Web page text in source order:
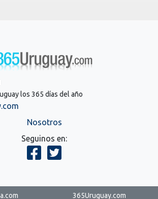
los 365 días del año
Nosotros
Seguinos en:
365Uruguay.com